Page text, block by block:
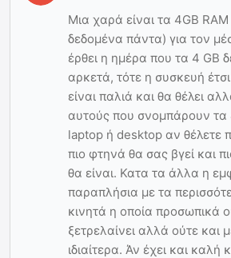
Μια χαρά είναι τα 4GB
δεδομένα πάντα) για τον
έρθει η ημέρα που τα 4 GB
αρκετά, τότε η συσκευή
είναι παλιά και θα θέλει
αυτούς που σνομπάρουν τα
laptop ή desktop αν θέλετε
πιο φτηνά θα σας βγεί και
θα είναι. Κατα τα άλλα η
παραπλήσια με τα
κινητά η οποία προσωπικά
ξετρελαίνει αλλά ούτε και
ιδιαίτερα. Άν έχει και